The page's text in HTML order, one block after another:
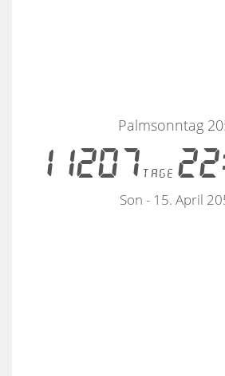
11207tage
Palmsonntag
Son - 15. April